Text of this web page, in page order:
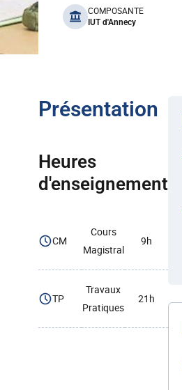
benefits
COMPOSANTE
IUT d'Annecy
Présentation
Heures
d'enseignement
CM
Cours
Magistral
9h
TP
Travaux
Pratiques
21h